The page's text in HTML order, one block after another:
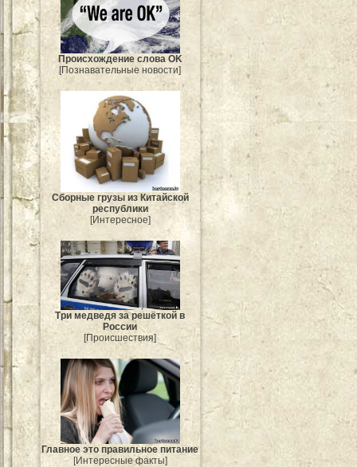
Происхождение слова OK
[Познавательные новости]
Сборные грузы из Китайской
республики
[Интересное]
Три медведя за решёткой в
России
[Происшествия]
Главное это правильное питание
[Интересные факты]